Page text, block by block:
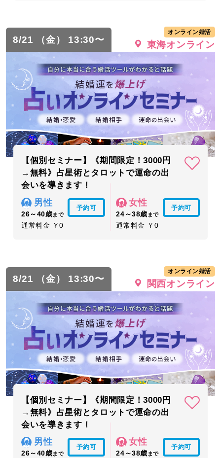
8/21 （金） 13:30〜
オンライン婚活
東海オンライン
【個別セミナー】《期間限定！3000円
→無料》占星術とタロットで運命の出
会いを導きます！
男性
26～40歳まで
予約可
通常料金 ￥0
女性
24～38歳 まで
予約可
通常料金 ￥0
8/21 （金） 13:30〜
オンライン婚活
関西オンライン
【個別セミナー】《期間限定！3000円
→無料》占星術とタロットで運命の出
会いを導きます！
男性
26～40歳まで
予約可
女性
24～38歳 まで
予約可